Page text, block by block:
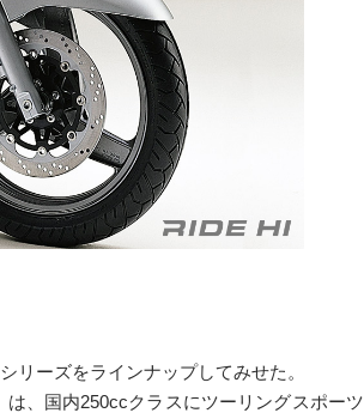
リーズをラインナップしてみせた。
、国内250ccクラスにツーリングスポーツ